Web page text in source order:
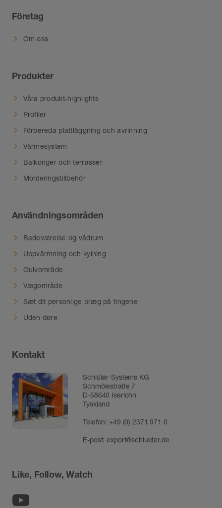
Företag
Om oss
Produkter
Våra produkt-highlights
Profiler
Förbereda plattläggning och avrinning
Värmesystem
Balkonger och terrasser
Monteringstillbehör
Användningsområden
Badeværelse og vådrum
Uppvärmning och kylning
Gulvområde
Vægområde
Sæt dit personlige præg på tingene
Uden døre
Kontakt
Schlüter-Systems KG
Schmölestraße 7
D-58640 Iserlohn
Tyskland
Telefon:+49 (0) 2371 971 0
E-post:export@schlueter.de
Like, Follow, Watch